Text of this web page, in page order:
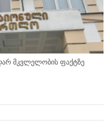
მკვლელობის ფაქტზე